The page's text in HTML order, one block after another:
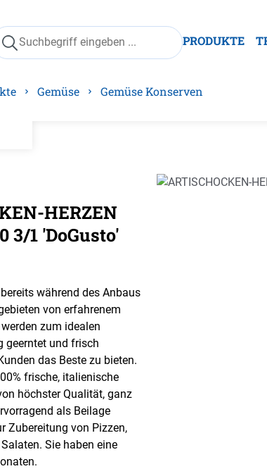
springen
PRODUKTE
Gemüse Gemüse Konserven
HERZEN
3/1 'DoGusto'
während des Anbaus
von erfahrenem
zum idealen
geerntet und frisch
das Beste zu bieten.
frische, italienische
höchster Qualität, ganz
als Beilage
Zubereitung von Pizzen,
Sie haben eine
Bildergalerie